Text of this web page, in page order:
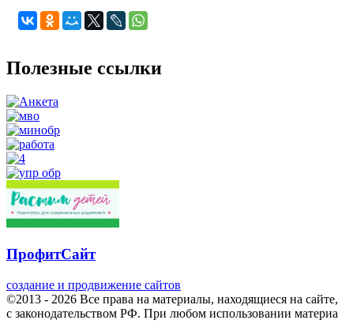
Полезные ссылки
ПрофитСайт
создание и продвижение сайтов
©2013 - 2026 Все права на материалы, находящиеся на
с законодательством РФ. При любом использовании